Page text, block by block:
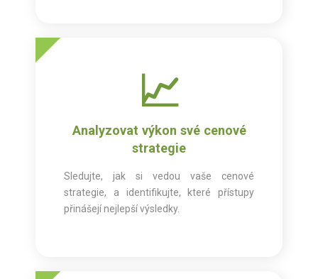
📈
Analyzovat výkon své cenové
strategie
Sledujte, jak si vedou vaše cenové
strategie, a identifikujte, které přístupy
přinášejí nejlepší výsledky.